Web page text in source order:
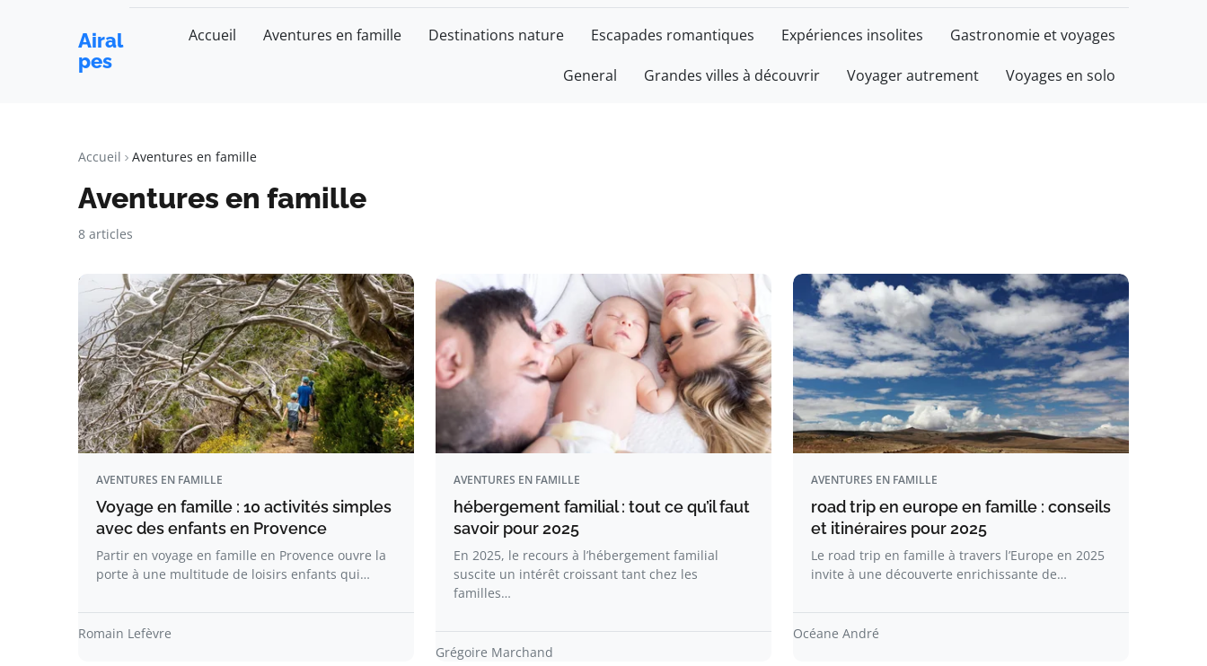
Airal
pes
Accueil Aventures en famille Destinations nature Escapades romantiques Expériences insolites Gastronomie et voyages
General Grandes villes à découvrir Voyager autrement Voyages en solo
Accueil Aventures en famille
Aventures en famille
8 articles
AVENTURES EN FAMILLE
Voyage en famille : 10 activités simples
avec des enfants en Provence​
Partir en voyage en famille en Provence ouvre la
porte à une multitude de loisirs enfants qui…
Romain Lefèvre
AVENTURES EN FAMILLE
hébergement familial : tout ce qu’il faut
savoir pour 2025
En 2025, le recours à l’hébergement familial
suscite un intérêt croissant tant chez les
familles…
Grégoire Marchand
AVENTURES EN FAMILLE
road trip en europe en famille : conseils
et itinéraires pour 2025
Le road trip en famille à travers l’Europe en 2025
invite à une découverte enrichissante de…
Océane André